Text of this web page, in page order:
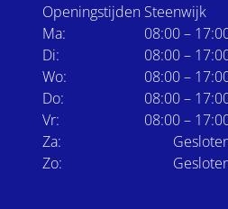
Openingstijden Steenwijk
Ma:
08:00 –
Di:
08:00 –
Wo:
08:00 –
Do:
08:00 –
Vr:
08:00 –
Za:
Zo: